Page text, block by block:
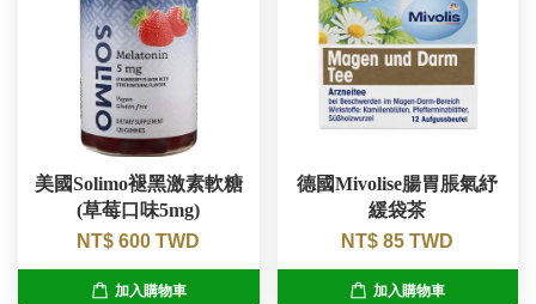
美國Solimo褪黑激素軟糖
(草莓口味5mg)
NT$ 600 TWD
加入購物車
德國Mivolise腸胃脹氣紓
緩袋茶
NT$ 85 TWD
加入購物車